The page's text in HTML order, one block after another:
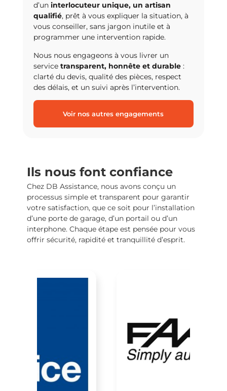
d’un interlocuteur unique, un artisan
qualifié, prêt à vous expliquer la situation, à
vous conseiller, sans jargon inutile et à
programmer une intervention rapide.
Nous nous engageons à vous livrer un
service transparent, honnête et durable:
clarté du devis, qualité des pièces, respect
des délais, et un suivi après l’intervention.
Voir nos autres engagements
Ils nous font confiance
Chez DB Assistance, nous avons conçu un
processus simple et transparent pour garantir
votre satisfaction, que ce soit pour l’installation
d’une porte de garage, d’un portail ou d’un
interphone. Chaque étape est pensée pour vous
offrir sécurité, rapidité et tranquillité d’esprit.